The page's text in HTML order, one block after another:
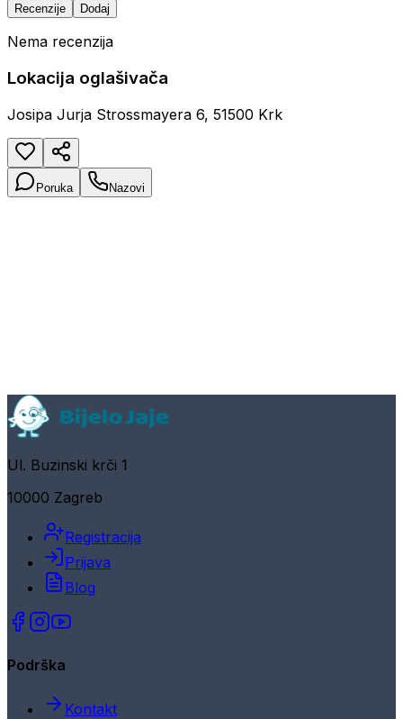
Recenzije Dodaj
Nema recenzija
Lokacija oglašivača
Josipa Jurja Strossmayera 6, 51500 Krk
Poruka Nazovi
Ul. Buzinski krči 1
10000 Zagreb
Registracija
Prijava
Blog
Podrška
Kontakt